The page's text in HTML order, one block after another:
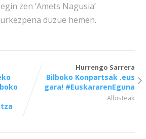
zen ‘Amets Nagusia’
duzue hemen.
Hurrengo Sarrera
Bilboko Konpartsak .eus
gara! #EuskararenEguna
Albisteak